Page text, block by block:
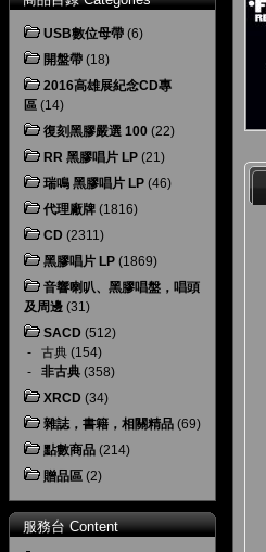
USB數位母帶 (6)
開盤帶 (18)
2016高雄展紀念CD專
區 (14)
復刻黑膠嚴選 100 (22)
RR 黑膠唱片 LP (21)
瑞鳴 黑膠唱片 LP (46)
代理廠牌 (1816)
CD (2311)
黑膠唱片 LP (1869)
音響喇叭、黑膠唱盤，唱頭
及周邊 (31)
SACD (512)
- 古典 (154)
- 非古典 (358)
XRCD (34)
雜誌，書籍，相關精品 (69)
點數商品 (214)
贈品區 (2)
服務台 Content